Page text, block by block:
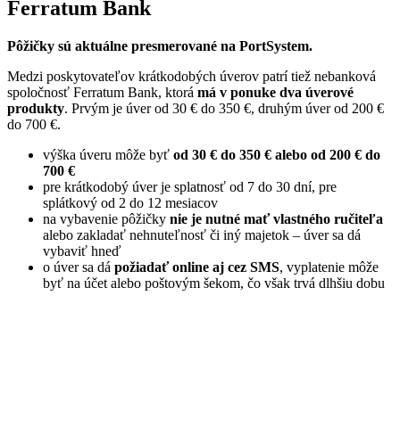
Ferratum Bank
Pôžičky sú aktuálne presmerované na PortSystem.
Medzi poskytovateľov krátkodobých úverov patrí tiež nebanková
spoločnosť Ferratum Bank, ktorá má v ponuke dva úverové
produkty. Prvým je úver od 30 € do 350 €, druhým úver od 200 €
do 700 €.
výška úveru môže byť od 30 € do 350 € alebo od 200 € do
700 €
pre krátkodobý úver je splatnosť od 7 do 30 dní, pre
splátkový od 2 do 12 mesiacov
na vybavenie pôžičky nie je nutné mať vlastného ručiteľa
alebo zakladať nehnuteľnosť či iný majetok – úver sa dá
vybaviť hneď
o úver sa dá požiadať online aj cez SMS, vyplatenie môže
byť na účet alebo poštovým šekom, čo však trvá dlhšiu dobu